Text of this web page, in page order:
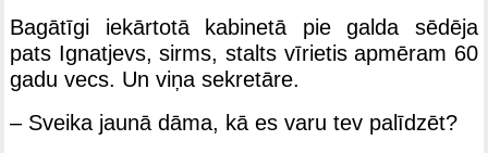
Bagātīgi iekārtotā kabinetā pie galda sēdēja
pats Ignatjevs, sirms, stalts vīrietis apmēram 60
gadu vecs. Un viņa sekretāre.
– Sveika jaunā dāma, kā es varu tev palīdzēt?